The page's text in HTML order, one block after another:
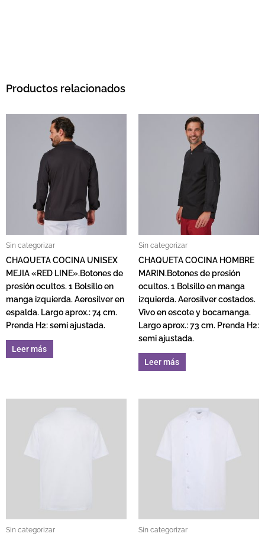
Productos relacionados
Sin categorizar
CHAQUETA COCINA UNISEX
MEJIA «RED LINE».Botones de
presión ocultos. 1 Bolsillo en
manga izquierda. Aerosilver en
espalda. Largo aprox.: 74 cm.
Prenda H2: semi ajustada.
Leer más
Sin categorizar
CHAQUETA COCINA HOMBRE
MARIN.Botones de presión
ocultos. 1 Bolsillo en manga
izquierda. Aerosilver costados.
Vivo en escote y bocamanga.
Largo aprox.: 73 cm. Prenda H2:
semi ajustada.
Leer más
Sin categorizar Sin categorizar